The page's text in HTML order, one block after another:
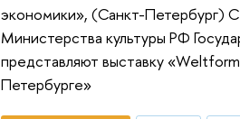
экономики», (Санкт-Петербург)
Министерства культуры РФ
представляют выставку
Петербурге»